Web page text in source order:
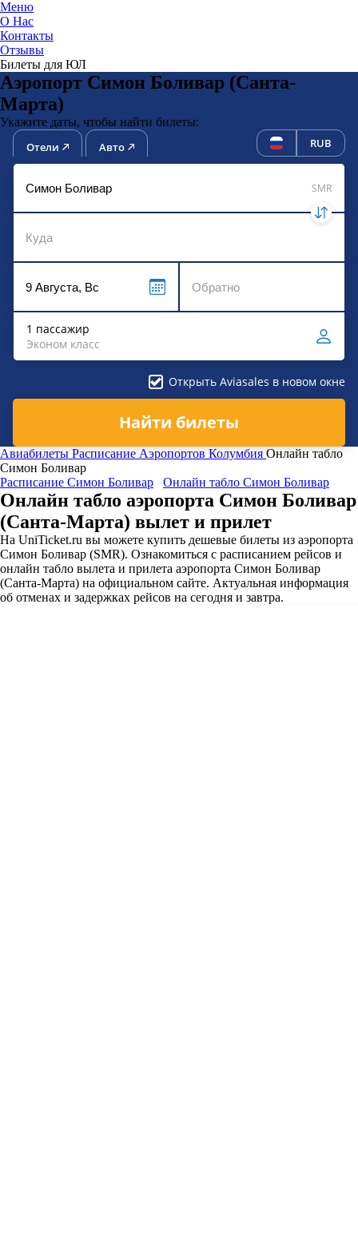
Меню
О Нас
Контакты
Отзывы
Билеты для ЮЛ
Аэропорт Симон Боливар (Санта-
Марта)
Укажите даты, чтобы найти билеты:
Отели Авто RUB
SMR
1 пассажир
Эконом класс
Открыть Aviasales в новом окне
Найти билеты
Авиабилеты Расписание Аэропортов Колумбия Онлайн табло
Симон Боливар
Расписание Симон Боливар
Онлайн табло Симон Боливар
Онлайн табло аэропорта Симон Боливар
(Санта-Марта) вылет и прилет
На UniTicket.ru вы можете купить дешевые билеты из аэропорта
Симон Боливар (SMR). Ознакомиться с расписанием рейсов и
онлайн табло вылета и прилета аэропорта Симон Боливар
(Санта-Марта) на официальном сайте. Актуальная информация
об отменах и задержках рейсов на сегодня и завтра.